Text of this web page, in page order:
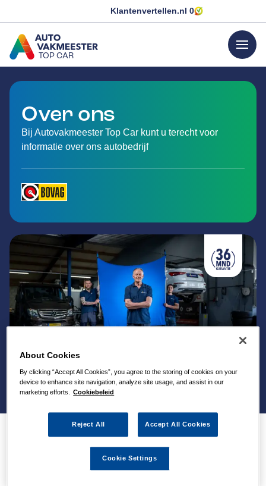
Klantenvertellen.nl 0
TOP CAR
GA NAAR DE HOMEPAGINA
menu
Over ons
Bij Autovakmeester Top Car kunt u terecht voor
informatie over ons autobedrijf
Autovakmeester
universeel autobedrijf
About Cookies
By clicking “Accept All Cookies”, you agree to the storing of cookies on your
device to enhance site navigation, analyze site usage, and assist in our
marketing efforts.
Cookiebeleid
Reject All Accept All Cookies
Cookie Settings